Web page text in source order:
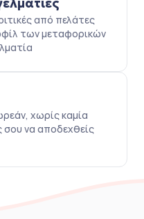
από πελάτες
των μεταφορικών
χωρίς καμία
να αποδεχθείς